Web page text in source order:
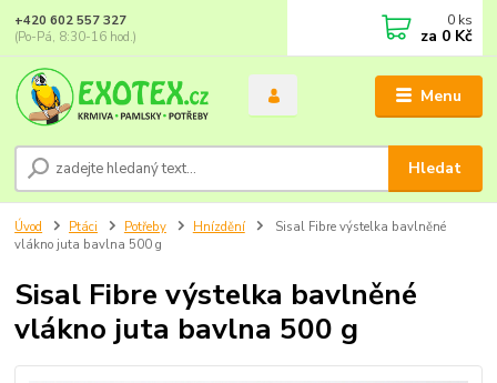
Menu
Hledat
+420 602 557 327
(Po-Pá, 8:30-16 hod.)
0 ks
za 0 Kč
Úvod Ptáci Potřeby Hnízdění
Sisal Fibre výstelka bavlněné
vlákno juta bavlna 500 g
Sisal Fibre výstelka bavlněné
vlákno juta bavlna 500 g